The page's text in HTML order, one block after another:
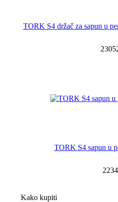
TORK S4 držač za sapun u
TORK S4 sapun u
Kako kupiti